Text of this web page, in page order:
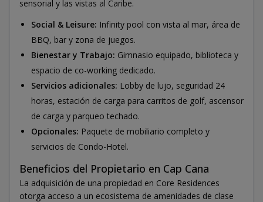
sensorial y las vistas al Caribe.
Social & Leisure: Infinity pool con vista al mar, área de
BBQ, bar y zona de juegos.
Bienestar y Trabajo: Gimnasio equipado, biblioteca y
espacio de co-working dedicado.
Servicios adicionales: Lobby de lujo, seguridad 24
horas, estación de carga para carritos de golf, ascensor
de carga y parqueo techado.
Opcionales: Paquete de mobiliario completo y
servicios de Condo-Hotel.
Beneficios del Propietario en Cap Cana
La adquisición de una propiedad en Core Residences
otorga acceso a un ecosistema de amenidades de clase